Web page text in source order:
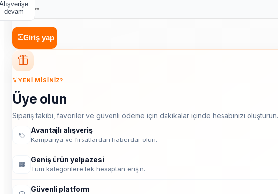
Alışverişe
devam
Giriş yap
YENI MISINIZ?
Üye olun
Sipariş takibi, favoriler ve güvenli ödeme için dakikalar içinde hesabınızı oluşturun.
Avantajlı alışveriş
Kampanya ve fırsatlardan haberdar olun.
Geniş ürün yelpazesi
Tüm kategorilere tek hesaptan erişin.
Güvenli platform